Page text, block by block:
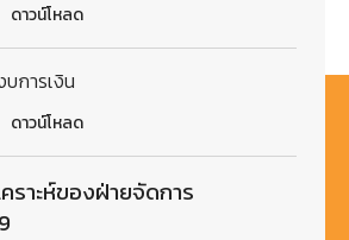
ดาวน์โหลด
การเงิน
ดาวน์โหลด
ราะห์ของฝ่ายจัดการ